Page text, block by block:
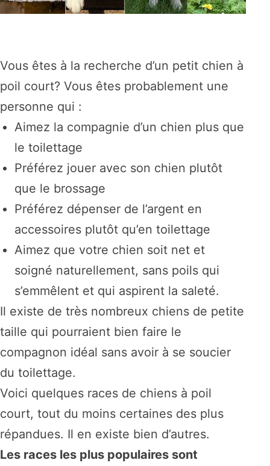
Vous êtes à la recherche d’un petit chien à
poil court? Vous êtes probablement une
personne qui :
Aimez la compagnie d’un chien plus que
le toilettage
Préférez jouer avec son chien plutôt
que le brossage
Préférez dépenser de l’argent en
accessoires plutôt qu’en toilettage
Aimez que votre chien soit net et
soigné naturellement, sans poils qui
s’emmêlent et qui aspirent la saleté.
Il existe de très nombreux chiens de petite
taille qui pourraient bien faire le
compagnon idéal sans avoir à se soucier
du toilettage.
Voici quelques races de chiens à poil
court, tout du moins certaines des plus
répandues. Il en existe bien d’autres.
Les races les plus populaires sont